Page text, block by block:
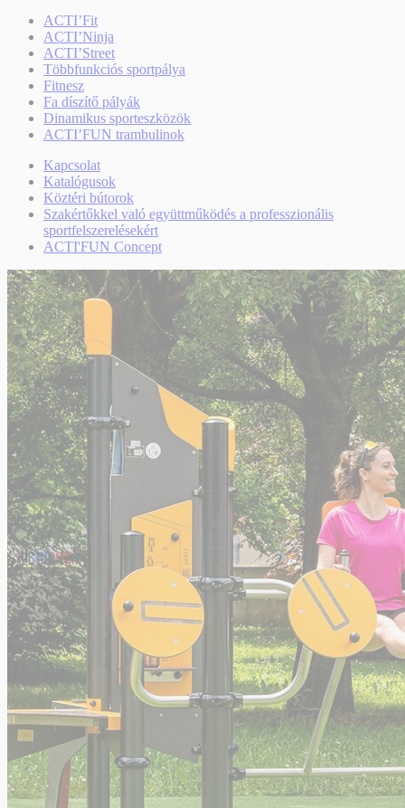
ACTI’Fit
ACTI’Ninja
ACTI’Street
Többfunkciós sportpálya
Fitnesz
Fa díszítő pályák
Dinamikus sporteszközök
ACTI’FUN trambulinok
Kapcsolat
Katalógusok
Köztéri bútorok
Szakértőkkel való együttműködés a professzionális
sportfelszerelésekért
ACTI'FUN Concept